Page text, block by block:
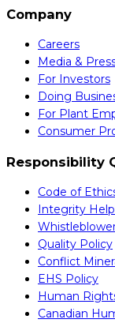
Company
Careers
Media &
For Investors
Doing
For Plant
Consumer
Responsibility
Code of
Integrity
Quality Policy
Conflict
EHS Policy
Human
Canadian